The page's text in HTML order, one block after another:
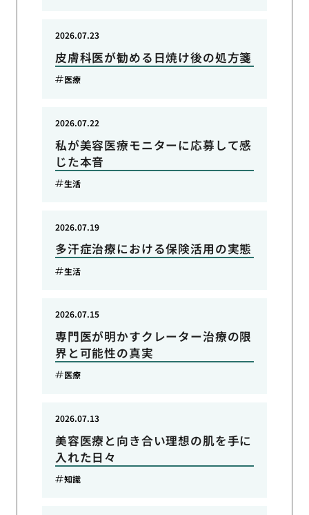
皮膚科医が勧める日焼け後の処方箋
2026.07.23
医療
私が美容医療モニターに応募して感
じた本音
2026.07.22
生活
多汗症治療における保険活用の実態
2026.07.19
生活
専門医が明かすクレーター治療の限
界と可能性の真実
2026.07.15
医療
美容医療と向き合い理想の肌を手に
入れた日々
2026.07.13
知識